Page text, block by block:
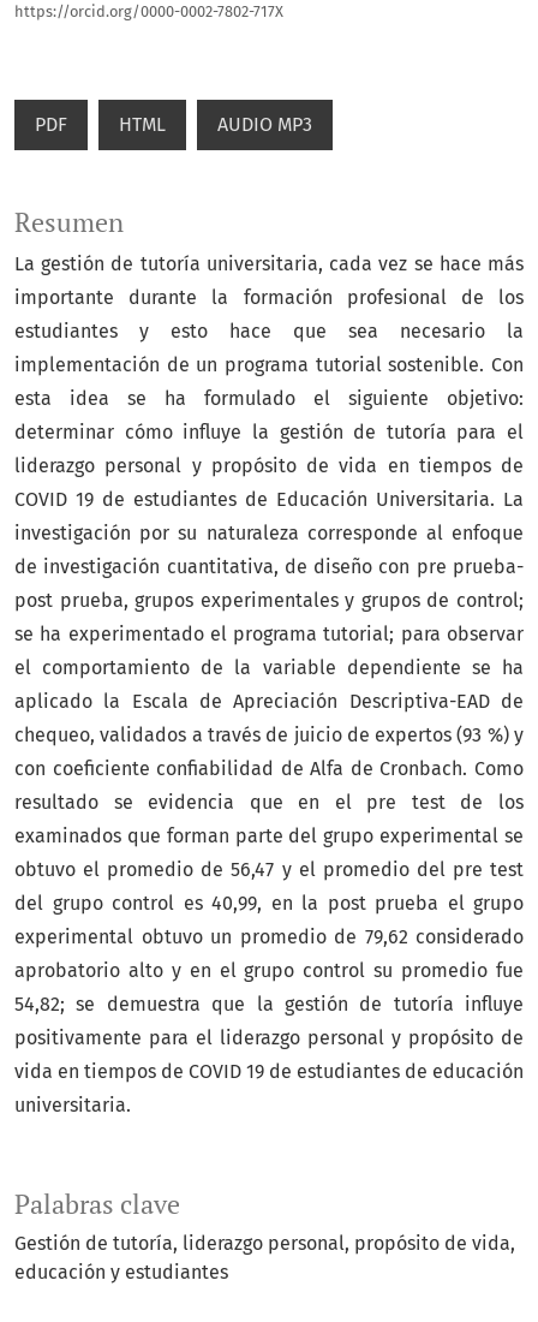
https://orcid.org/0000-0002-7802-717X
PDF HTML AUDIO MP3
Palabras clave
Gestión de tutoría liderazgo personal propósito de vida
educación y estudiantes
Resumen
La gestión de tutoría universitaria, cada vez se hace más
importante durante la formación profesional de los
estudiantes y esto hace que sea necesario la
implementación de un programa tutorial sostenible. Con
esta idea se ha formulado el siguiente objetivo:
determinar cómo influye la gestión de tutoría para el
liderazgo personal y propósito de vida en tiempos de
COVID 19 de estudiantes de Educación Universitaria. La
investigación por su naturaleza corresponde al enfoque
de investigación cuantitativa, de diseño con pre prueba-
post prueba, grupos experimentales y grupos de control;
se ha experimentado el programa tutorial; para observar
el comportamiento de la variable dependiente se ha
aplicado la Escala de Apreciación Descriptiva-EAD de
chequeo, validados a través de juicio de expertos (93 %) y
con coeficiente confiabilidad de Alfa de Cronbach. Como
resultado se evidencia que en el pre test de los
examinados que forman parte del grupo experimental se
obtuvo el promedio de 56,47 y el promedio del pre test
del grupo control es 40,99, en la post prueba el grupo
experimental obtuvo un promedio de 79,62 considerado
aprobatorio alto y en el grupo control su promedio fue
54,82; se demuestra que la gestión de tutoría influye
positivamente para el liderazgo personal y propósito de
vida en tiempos de COVID 19 de estudiantes de educación
universitaria.